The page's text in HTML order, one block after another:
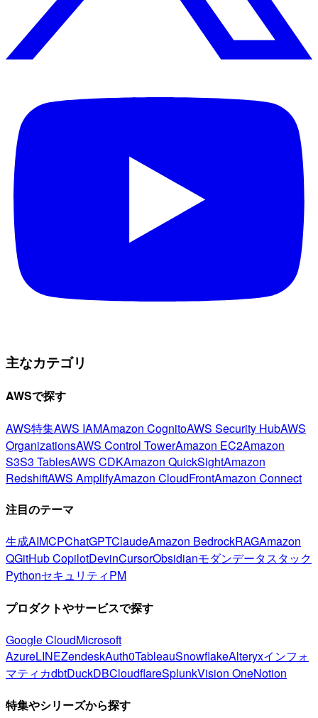
主なカテゴリ
AWSで探す
AWS特集AWS IAMAmazon CognitoAWS Security HubAWS
OrganizationsAWS Control TowerAmazon EC2Amazon
S3S3 TablesAWS CDKAmazon QuickSightAmazon
RedshiftAWS AmplifyAmazon CloudFrontAmazon Connect
注目のテーマ
生成AIMCPChatGPTClaudeAmazon BedrockRAGAmazon
QGitHub CopilotDevinCursorObsidianモダンデータスタック
PythonセキュリティPM
プロダクトやサービスで探す
Google CloudMicrosoft
AzureLINEZendeskAuth0TableauSnowflakeAlteryxインフォ
マティカdbtDuckDBCloudflareSplunkVision OneNotion
特集やシリーズから探す